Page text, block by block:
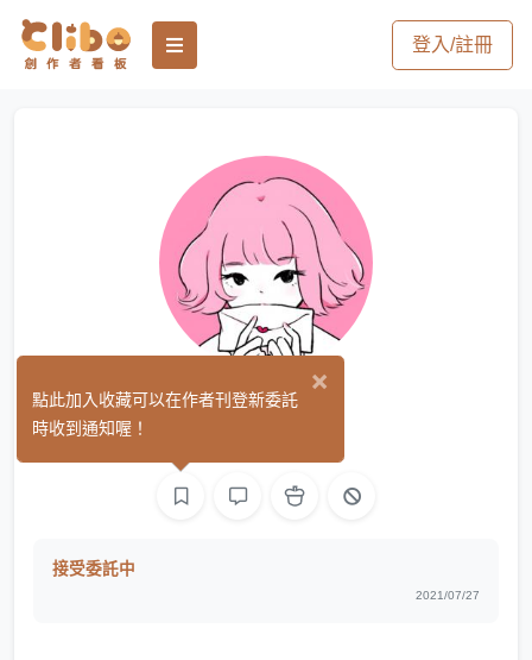
登入/註冊
貝殼裡
接受委託中
2021/07/27
×
點此加入收藏可以在作者刊登新委託
時收到通知喔！